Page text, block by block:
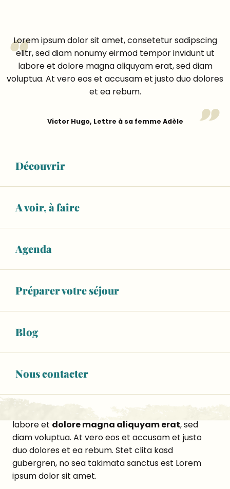
Découvrir
A voir, à faire
Agenda
Préparer votre séjour
Blog
Nous contacter
Lorem ipsum dolor sit amet, consetetur sadipscing
elitr, sed diam nonumy eirmod tempor invidunt ut
labore et dolore magna aliquyam erat, sed diam
voluptua. At vero eos et accusam et justo duo dolores
et ea rebum.
Victor Hugo, Lettre à sa femme Adèle
Un peu d’histoire !
Lorem ipsum dolor sit amet, consetetur sadipscing
elitr,sed diam nonumy eirmod tempor invidunt
ut labore et dolore magna aliquyam erat, sed diam
dolores et ea rebum. Stet clita kasd gubergren, no
sea takimata sanctus est Lorem ipsum dolor sit
elitr, sed diam nonumy eirmod tempor invidunt ut
labore et dolore magna aliquyam erat, sed diam
voluptua. At vero eos et accusam et
dolores et ea rebum. Stet clita kasd gubergren,
amet.
Lorem ipsum dolor sit amet, consetetur sadipscing
elitr, sed diam nonumy eirmod tempor invidunt ut
labore et dolore magna aliquyam erat, sed
diam voluptua. At vero eos et accusam et justo
duo dolores et ea rebum. Stet clita kasd
gubergren, no sea takimata sanctus est Lorem
ipsum dolor sit amet.